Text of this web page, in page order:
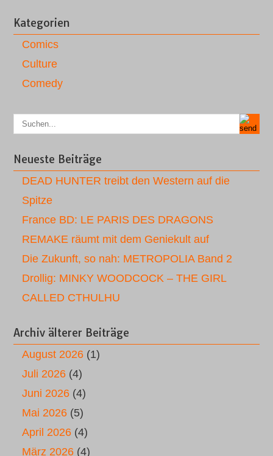
Kategorien
Comics
Culture
Comedy
Neueste Beiträge
DEAD HUNTER treibt den Western auf die
Spitze
France BD: LE PARIS DES DRAGONS
REMAKE räumt mit dem Geniekult auf
Die Zukunft, so nah: METROPOLIA Band 2
Drollig: MINKY WOODCOCK – THE GIRL
CALLED CTHULHU
Archiv älterer Beiträge
August 2026 (1)
Juli 2026 (4)
Juni 2026 (4)
Mai 2026 (5)
April 2026 (4)
März 2026 (4)